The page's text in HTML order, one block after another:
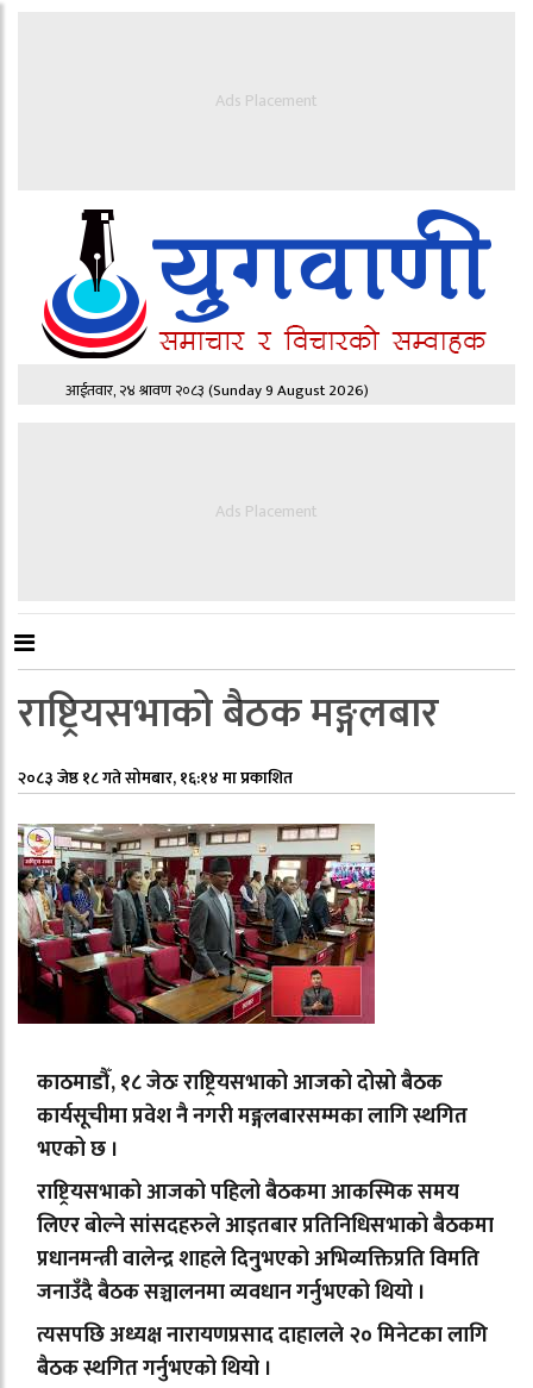
Ads Placement
आईतवार, २४ श्रावण २०८३(Sunday 9 August 2026)
Ads Placement
राष्ट्रियसभाको बैठक मङ्गलबार
२०८३ जेष्ठ १८ गते सोमबार, १६:१४ मा प्रकाशित
काठमाडौँ, १८ जेठः राष्ट्रियसभाको आजको दोस्रो बैठक
कार्यसूचीमा प्रवेश नै नगरी मङ्गलबारसम्मका लागि स्थगित
भएको छ ।
राष्ट्रियसभाको आजको पहिलो बैठकमा आकस्मिक समय
लिएर बोल्ने सांसदहरुले आइतबार प्रतिनिधिसभाको बैठकमा
प्रधानमन्त्री वालेन्द्र शाहले दिनु्भएको अभिव्यक्तिप्रति विमति
जनाउँदै बैठक सञ्चालनमा व्यवधान गर्नुभएको थियो ।
त्यसपछि अध्यक्ष नारायणप्रसाद दाहालले २० मिनेटका लागि
बैठक स्थगित गर्नुभएको थियो ।